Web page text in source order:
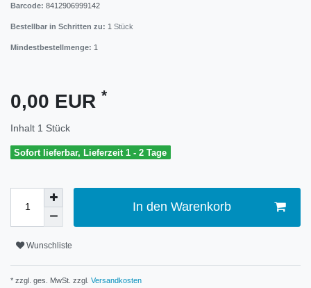
Barcode: 8412906999142
Bestellbar in Schritten zu: 1 Stück
Mindestbestellmenge: 1
0,00 EUR *
Inhalt 1 Stück
Sofort lieferbar, Lieferzeit 1 - 2 Tage
In den Warenkorb
Wunschliste
* zzgl. ges. MwSt. zzgl. Versandkosten